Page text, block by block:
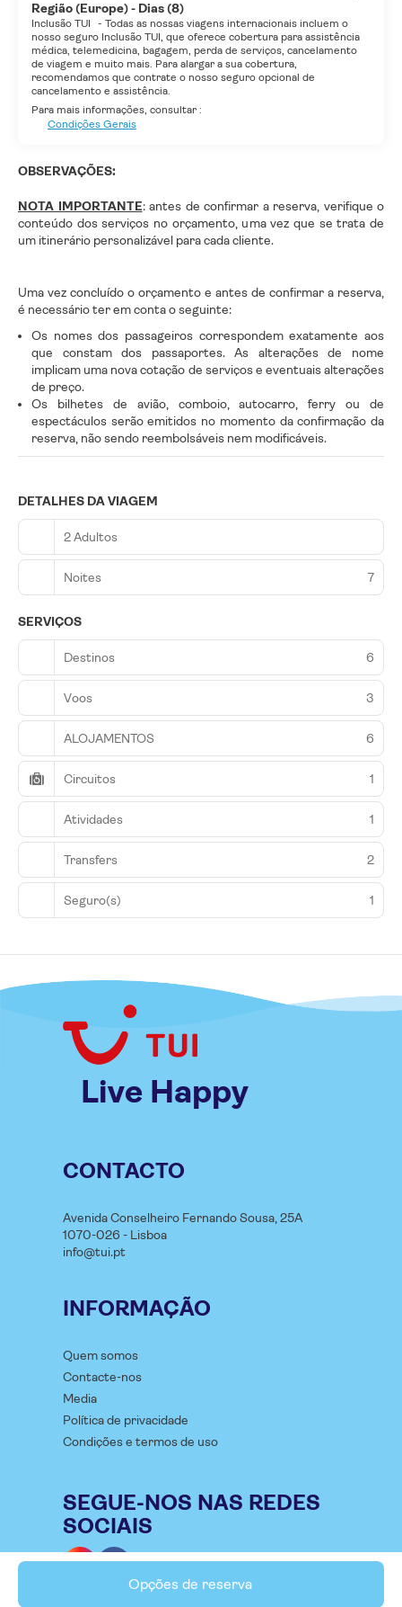
Opções de reserva
Região (Europe) - Dias (8)
Inclusão TUI - Todas as nossas viagens internacionais incluem o
nosso seguro Inclusão TUI, que oferece cobertura para assistência
médica, telemedicina, bagagem, perda de serviços, cancelamento
de viagem e muito mais. Para alargar a sua cobertura,
recomendamos que contrate o nosso seguro opcional de
cancelamento e assistência.
Para mais informações, consultar :
Condições Gerais
OBSERVAÇÕES:
NOTA IMPORTANTE: antes de confirmar a reserva, verifique o
conteúdo dos serviços no orçamento, uma vez que se trata de
um itinerário personalizável para cada cliente.
Uma vez concluído o orçamento e antes de confirmar a reserva,
é necessário ter em conta o seguinte:
Os nomes dos passageiros correspondem exatamente aos
que constam dos passaportes. As alterações de nome
implicam uma nova cotação de serviços e eventuais alterações
de preço.
Os bilhetes de avião, comboio, autocarro, ferry ou de
espectáculos serão emitidos no momento da confirmação da
reserva, não sendo reembolsáveis nem modificáveis.
DETALHES DA VIAGEM
2 Adultos
Noites 7
SERVIÇOS
Destinos 6
Voos 3
ALOJAMENTOS 6
Circuitos 1
Atividades 1
Transfers 2
Seguro(s) 1
Live Happy
CONTACTO
Avenida Conselheiro Fernando Sousa, 25A
1070-026 - Lisboa
info@tui.pt
INFORMAÇÃO
Quem somos
Contacte-nos
Media
Política de privacidade
Condições e termos de uso
SEGUE-NOS NAS REDES
SOCIAIS